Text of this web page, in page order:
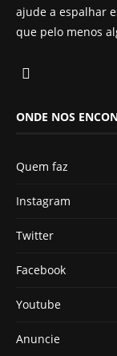
ajude a espalhar
que pelo menos
ONDE NOS
Quem faz
Instagram
Twitter
Facebook
Youtube
Anuncie